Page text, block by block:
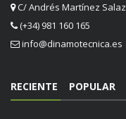
C/ Andrés Martínez
(+34) 981 160 165
info@dinamotecnica.es
RECIENTE POPULAR